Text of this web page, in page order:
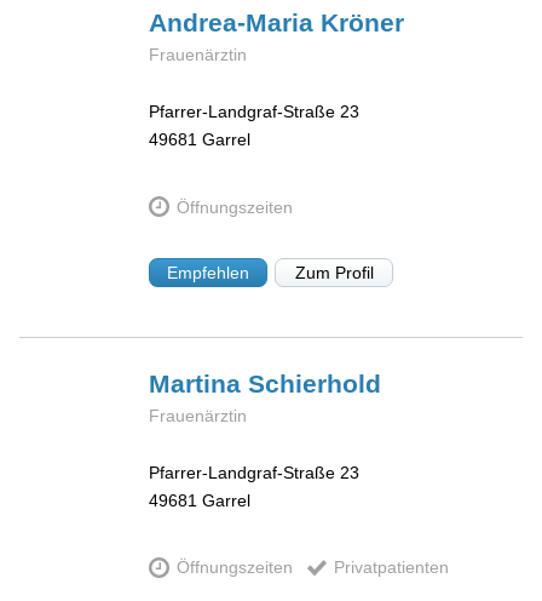
Andrea-Maria Kröner
Frauenärztin
Pfarrer-Landgraf-Straße 23
49681 Garrel
Öffnungszeiten
Empfehlen Zum Profil
MartinaSchierhold
Frauenärztin
Pfarrer-Landgraf-Straße 23
49681 Garrel
Öffnungszeiten Privatpatienten